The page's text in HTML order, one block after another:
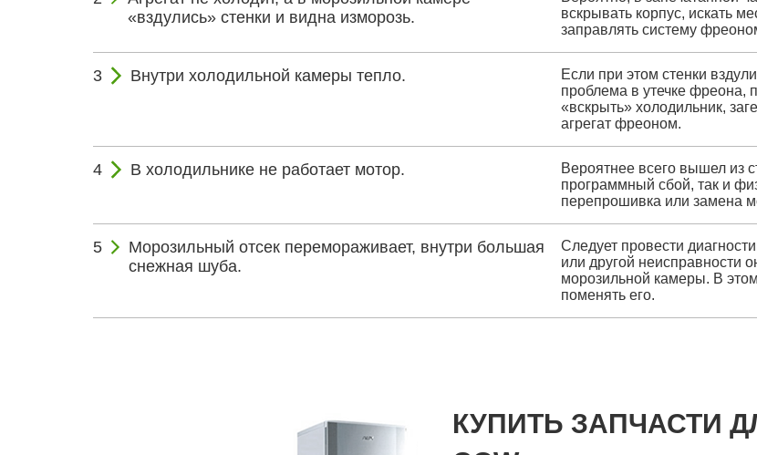
«вздулись» стенки и видна изморозь.
вскрывать корпус, искать
заправлять систему
Внутри холодильной камеры тепло.
Если при этом стенки
проблема в утечке фреона,
«вскрыть» холодильник,
агрегат фреоном.
В холодильнике не работает мотор.
Вероятнее всего вышел из
программный сбой, так и
перепрошивка или замена
Морозильный отсек перемораживает, внутри большая
снежная шуба.
Следует провести
или другой неисправности
морозильной камеры. В
поменять его.
КУПИТЬ ЗАПЧАСТИ